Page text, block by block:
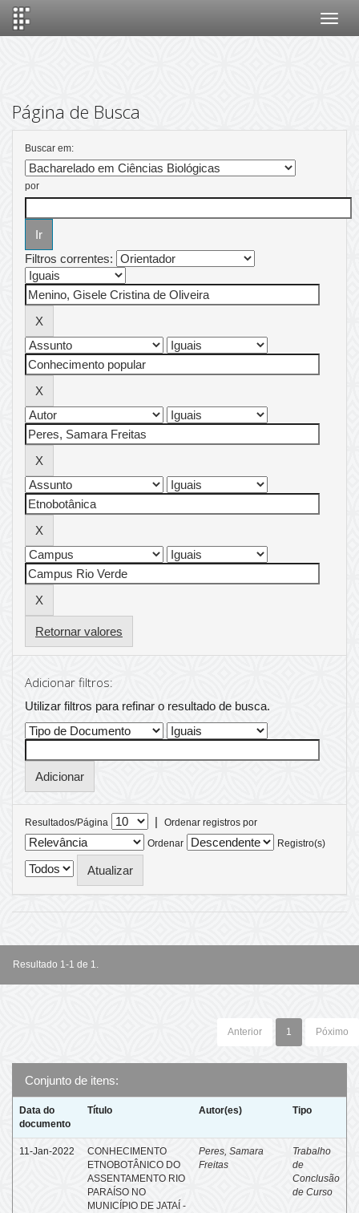
Página de Busca
Buscar em:
por
Filtros correntes:
Retornar valores
Adicionar filtros:
Utilizar filtros para refinar o resultado de busca.
Resultados/Página |
Ordenar registros por
Ordenar
Registro(s)
Resultado 1-1 de 1.
Anterior 1 Póximo
Conjunto de itens:
Data do
documento
Título Autor(es) Tipo
11-Jan-2022
CONHECIMENTO
ETNOBOTÂNICO DO
ASSENTAMENTO RIO
PARAÍSO NO
MUNICÍPIO DE JATAÍ -
Peres, Samara
Freitas
Trabalho
de
Conclusão
de Curso